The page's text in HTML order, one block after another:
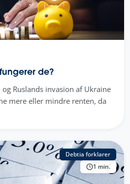
de?
Ruslands invasion af Ukraine
mere eller mindre renten, da
Debtia forklarer
1 min.